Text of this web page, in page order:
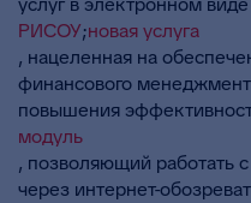
РИСОУ;новая услуга
, нацеленная на
финансового
повышения
модуль
, позволяющий работать
через интернет-